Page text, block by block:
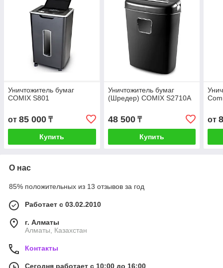
Уничтожитель бумаг
COMIX S801
от 85 000 ₸
Купить
Уничтожитель бумаг
(Шредер) COMIX S2710A
48 500₸
Купить
от
О нас
85% положительных из 13 отзывов за год
Работает с 03.02.2010
г. Алматы
Алматы, Казахстан
Контакты
Сегодня работает с 10:00 до 16:00